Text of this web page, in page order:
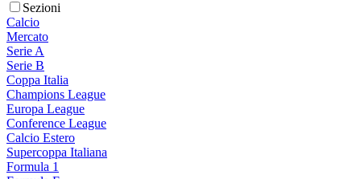
Sezioni
Calcio
Mercato
Serie A
Serie B
Coppa Italia
Champions League
Europa League
Conference League
Calcio Estero
Supercoppa Italiana
Formula 1